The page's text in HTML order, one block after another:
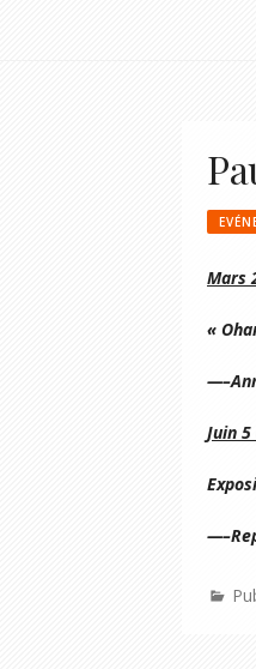
Mars
«
Juin